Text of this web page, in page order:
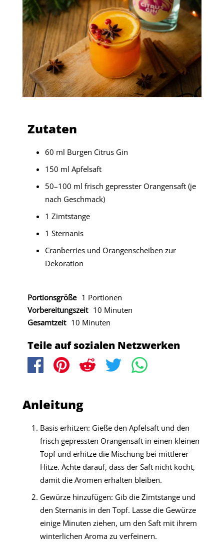
Zutaten
60 ml Burgen Citrus Gin
150 ml Apfelsaft
50–100 ml frisch gepresster Orangensaft (je
nach Geschmack)
1 Zimtstange
1 Sternanis
Cranberries und Orangenscheiben zur
Dekoration
Portionsgröße 1 Portionen
Vorbereitungszeit 10 Minuten
Gesamtzeit 10 Minuten
Teile auf sozialen Netzwerken
Anleitung
Basis erhitzen: Gieße den Apfelsaft und den
frisch gepressten Orangensaft in einen kleinen
Topf und erhitze die Mischung bei mittlerer
Hitze. Achte darauf, dass der Saft nicht kocht,
damit die Aromen erhalten bleiben.
Gewürze hinzufügen: Gib die Zimtstange und
den Sternanis in den Topf. Lasse die Gewürze
einige Minuten ziehen, um den Saft mit ihrem
winterlichen Aroma zu verfeinern.